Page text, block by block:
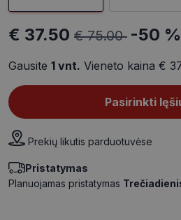
€ 37.50 € 75.00 -50 %
Gausite 1 vnt. Vieneto kaina €
Pasirinkti
Prekių likutis parduotuvėse
Pristatymas
Planuojamas pristatymas